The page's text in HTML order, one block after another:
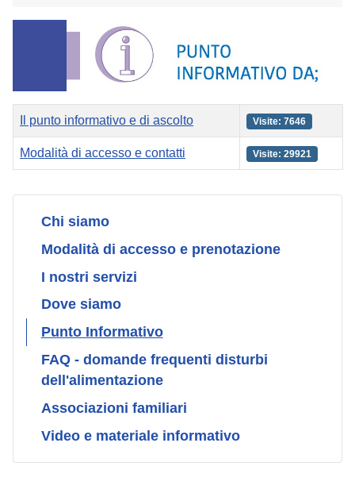
Chi siamo
Modalità di accesso e prenotazione
I nostri servizi
Dove siamo
Punto Informativo
FAQ - domande frequenti disturbi
dell'alimentazione
Associazioni familiari
Video e materiale informativo
Titolo Visite
Il punto informativo e di ascolto Visite: 7646
Modalità di accesso e contatti Visite: 29921